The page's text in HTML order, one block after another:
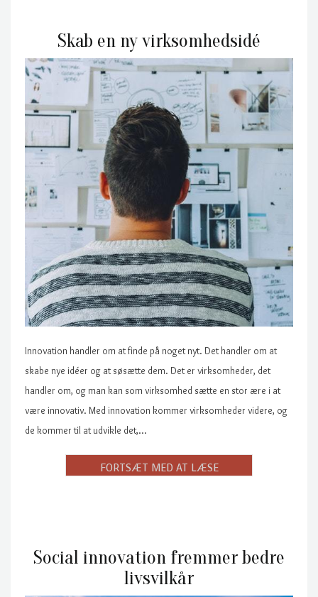
Skab en ny virksomhedsidé
Innovation handler om at finde på noget nyt. Det handler om at
skabe nye idéer og at søsætte dem. Det er virksomheder, det
handler om, og man kan som virksomhed sætte en stor ære i at
være innovativ. Med innovation kommer virksomheder videre, og
de kommer til at udvikle det,…
Social innovation fremmer bedre
livsvilkår